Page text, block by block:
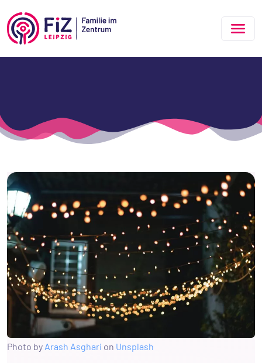
Photo by Arash Asghari on Unsplash